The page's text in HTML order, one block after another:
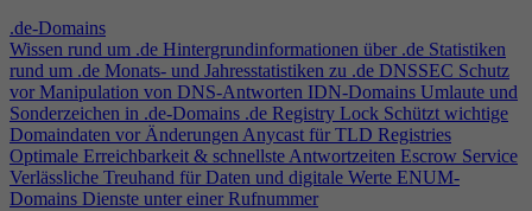
.de-Domains
Wissen rund um .de Hintergrundinformationen über .de Statistiken
rund um .de Monats- und Jahresstatistiken zu .de DNSSEC Schutz
vor Manipulation von DNS-Antworten IDN-Domains Umlaute und
Sonderzeichen in .de-Domains .de Registry Lock Schützt wichtige
Domaindaten vor ÄnderungenAnycast für TLD Registries
Optimale Erreichbarkeit & schnellste Antwortzeiten Escrow Service
Verlässliche Treuhand für Daten und digitale Werte ENUM-
Domains Dienste unter einer Rufnummer